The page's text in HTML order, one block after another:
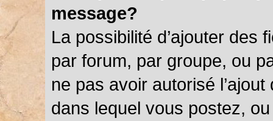
message?
La possibilité d’ajouter des
par forum, par groupe, ou
ne pas avoir autorisé
dans lequel vous postez,